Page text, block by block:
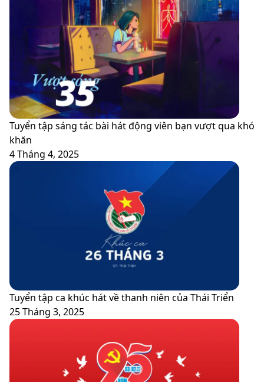
Tuyển tập sáng tác bài hát động viên bạn vượt qua khó
khăn
4 Tháng 4, 2025
Tuyển tập ca khúc hát về thanh niên của Thái Triển
25 Tháng 3, 2025